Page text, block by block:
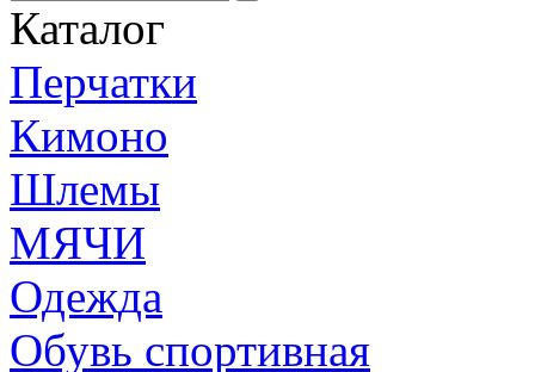
Каталог
Перчатки
Кимоно
Шлемы
МЯЧИ
Одежда
Обувь спортивная